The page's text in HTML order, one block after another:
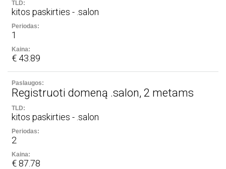
kitos paskirties - .salon
1
€ 43.89
Registruoti domeną .salon, 2 metams
kitos paskirties - .salon
2
€ 87.78